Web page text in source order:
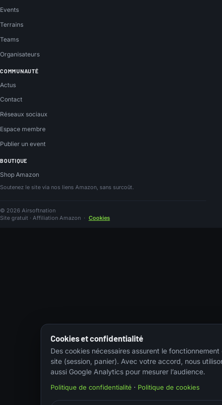
Events
Terrains
Teams
Organisateurs
COMMUNAUTÉ
Actus
Contact
Réseaux sociaux
Espace membre
Publier un event
BOUTIQUE
Shop Amazon
Soutenez le site via nos liens Amazon, sans surcoût.
© 2026 Airsoftnation
Site gratuit · Affiliation Amazon · Cookies
Cookies et confidentialité
Des cookies nécessaires assurent le fonctionnement
site (session, panier). Avec votre accord, nous
aussi Google Analytics pour mesurer l’audience.
Politique de confidentialité · Politique de cookies